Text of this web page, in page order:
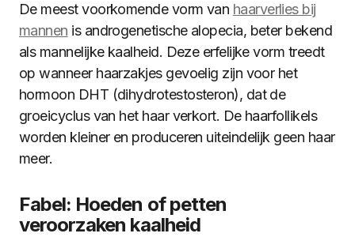
De meest voorkomende vorm van haarverlies bij
mannen is androgenetische alopecia, beter bekend
als mannelijke kaalheid. Deze erfelijke vorm treedt
op wanneer haarzakjes gevoelig zijn voor het
hormoon DHT (dihydrotestosteron), dat de
groeicyclus van het haar verkort. De haarfollikels
worden kleiner en produceren uiteindelijk geen haar
meer.
Fabel: Hoeden of petten
veroorzaken kaalheid